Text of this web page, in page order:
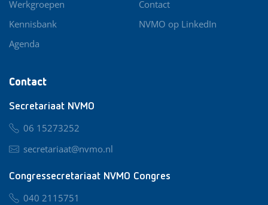
Contact
Secretariaat NVMO
06 15273252
secretariaat@nvmo.nl
Congressecretariaat NVMO Congres
040 2115751
Werkgroepen
Kennisbank
Agenda
Contact
NVMO op LinkedIn